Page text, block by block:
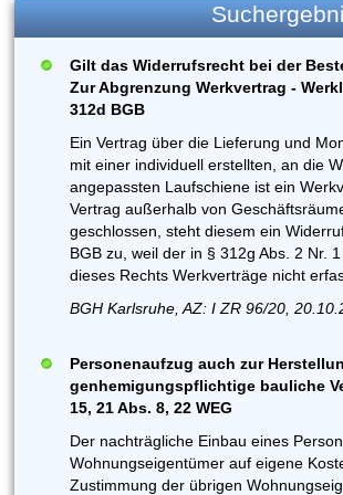
Gilt das Widerrufsrecht bei der
Zur Abgrenzung Werkvertrag -
312d BGB
Ein Vertrag über die Lieferung und
mit einer individuell erstellten, an die
angepassten Laufschiene ist ein
Vertrag außerhalb von
geschlossen, steht diesem ein
BGB zu, weil der in § 312g Abs. 2 Nr.
dieses Rechts Werkverträge nicht
BGH Karlsruhe, AZ: I ZR 96/20,
Personenaufzug auch zur
genhemigungspflichtige bauliche
15, 21 Abs. 8, 22 WEG
Der nachträgliche Einbau eines
Wohnungseigentümer auf eigene
Zustimmung der übrigen